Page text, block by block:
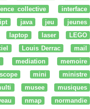
collective
interface
java jeu
jeunes
laptop laser
LEGO
Louis Derrac
mail
mediation
memoire
mini
ministre
musee
musiques
nmap
normandie